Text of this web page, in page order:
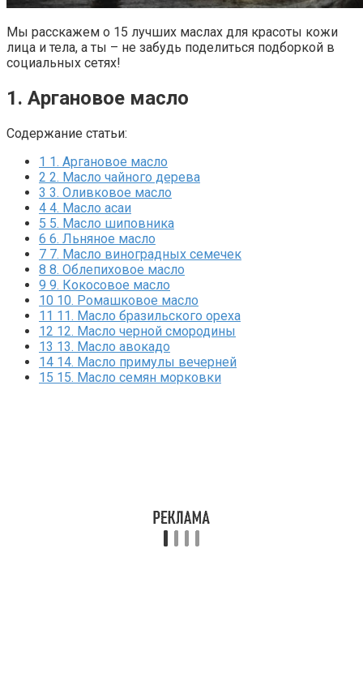
Мы расскажем о 15 лучших маслах для красоты кожи
лица и тела, а ты – не забудь поделиться подборкой в
социальных сетях!
1. Аргановое масло
Содержание статьи:
1 1. Аргановое масло
2 2. Масло чайного дерева
3 3. Оливковое масло
4 4. Масло асаи
5 5. Масло шиповника
6 6. Льняное масло
7 7. Масло виноградных семечек
8 8. Облепиховое масло
9 9. Кокосовое масло
10 10. Ромашковое масло
11 11. Масло бразильского ореха
12 12. Масло черной смородины
13 13. Масло авокадо
14 14. Масло примулы вечерней
15 15. Масло семян морковки